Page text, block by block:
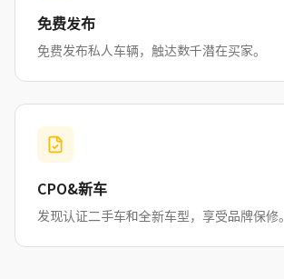
免费发布
免费发布私人车辆，触达数千潜在买家。
CPO&新车
发现认证二手车和全新车型，享受品牌保修。